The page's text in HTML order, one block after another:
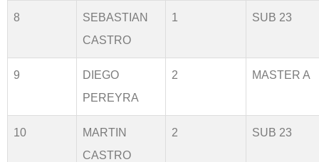
8
SEBASTIAN
CASTRO
1 SUB 23
9
DIEGO
PEREYRA
2 MASTER A
10
MARTIN
CASTRO
2 SUB 23